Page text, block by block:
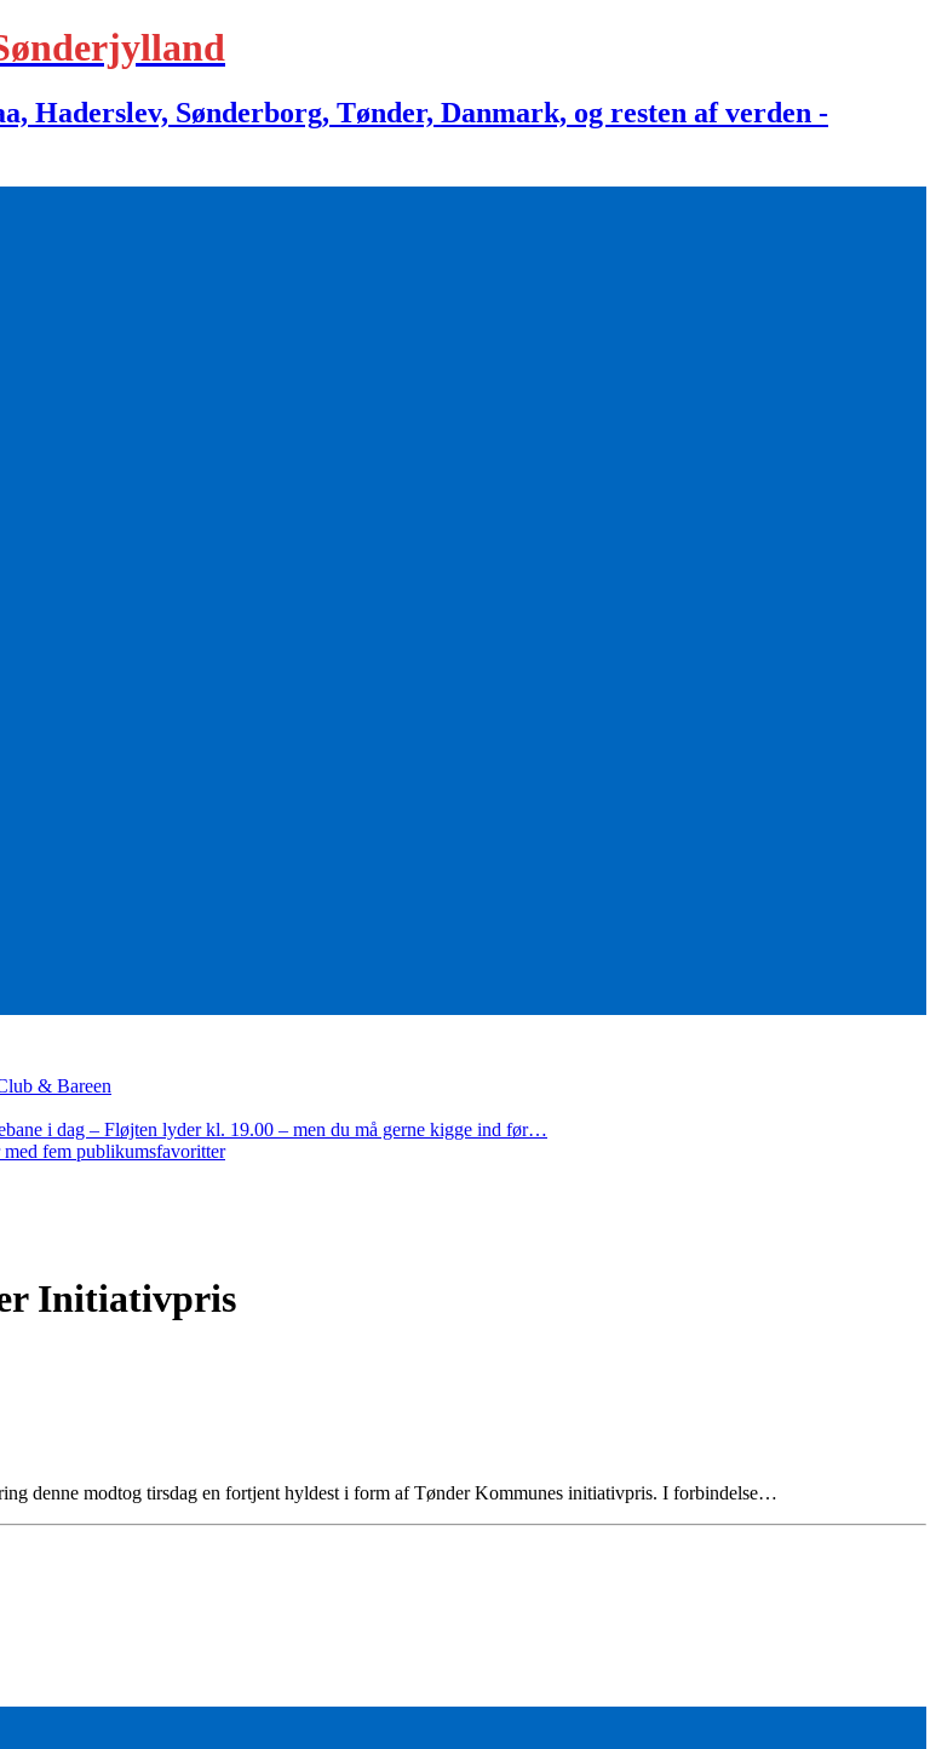
Sønderborg, Tønder, Danmark, og resten af verden -
& Bareen
i dag – Fløjten lyder kl. 19.00 – men du må gerne kigge ind før…
fem publikumsfavoritter
Initiativpris
denne modtog tirsdag en fortjent hyldest i form af Tønder Kommunes initiativpris. I forbindelse…